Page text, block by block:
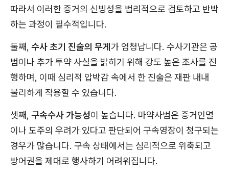
따라서 이러한 증거의 신빙성을 법리적으로 검토하고 반박
하는 과정이 필수적입니다.
둘째, 수사 초기 진술의 무게가 엄청납니다. 수사기관은 공
범이나 추가 투약 사실을 밝히기 위해 강도 높은 조사를 진
행하며, 이때 심리적 압박감 속에서 한 진술은 재판 내내
불리하게 작용할 수 있습니다.
셋째, 구속수사 가능성이 높습니다. 마약사범은 증거인멸
이나 도주의 우려가 있다고 판단되어 구속영장이 청구되는
경우가 많습니다. 구속 상태에서는 심리적으로 위축되고
방어권을 제대로 행사하기 어려워집니다.